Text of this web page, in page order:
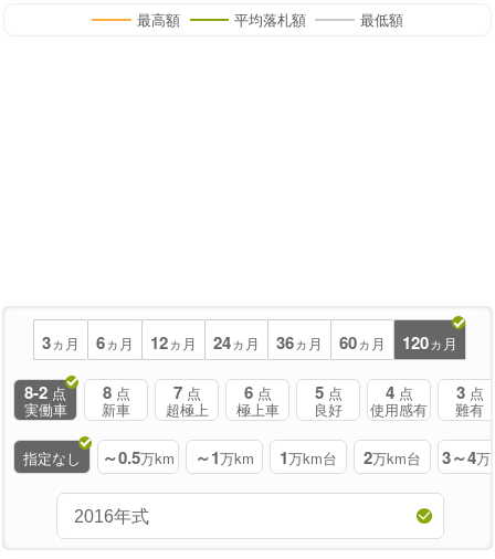
最高額 平均落札額 最低額
3ヵ月 6ヵ月 12ヵ月 24ヵ月 36ヵ月 60ヵ月 120ヵ月
8-2 点
実働車
8 点
新車
7 点
超極上
6 点
極上車
5 点
良好
4 点
使用感有
3 点
難有
指定なし ～0.5万km ～1万km 1万km台 2万km台 3～4万